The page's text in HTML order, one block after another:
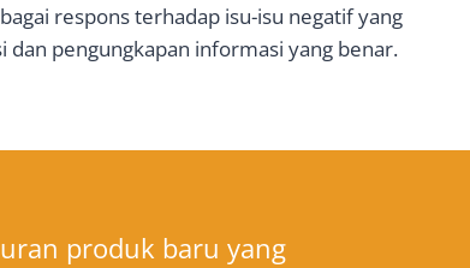
respons terhadap isu-isu negatif yang
pengungkapan informasi yang benar.
produk baru yang